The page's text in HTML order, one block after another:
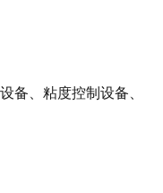
备、粘度控制设备、